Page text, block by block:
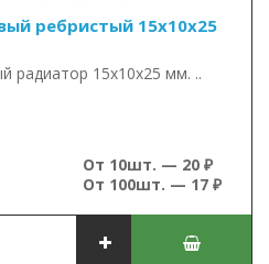
ребристый 15х10х25
радиатор 15х10х25 мм. ..
От 10шт. — 20 ₽
От 100шт. — 17 ₽